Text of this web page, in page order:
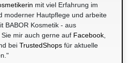
mit viel Erfahrung im
moderner Hautpflege und arbeite
BABOR Kosmetik - aus
mir auch gerne auf Facebook
bei TrustedShops für aktuelle